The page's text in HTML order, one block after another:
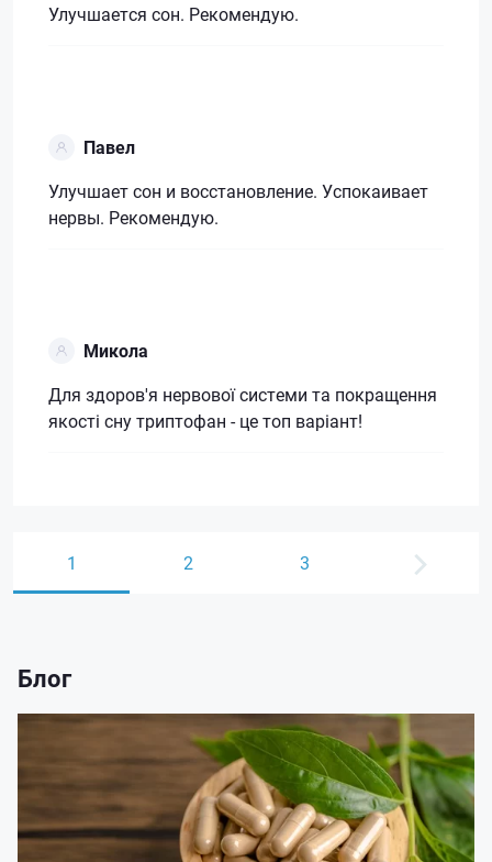
Улучшается сон. Рекомендую.
Павел
Улучшает сон и восстановление. Успокаивает
нервы. Рекомендую.
Микола
Для здоров'я нервової системи та покращення
якості сну триптофан - це топ варіант!
1 2 3
Блог